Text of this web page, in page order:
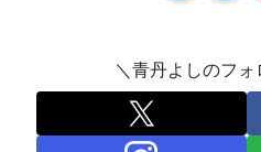
＼青丹よしのフ